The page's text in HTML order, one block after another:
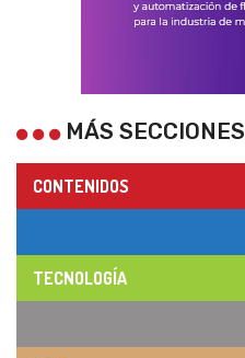
MÁS SECCIONES
CONTENIDOS
TECNOLOGÍA